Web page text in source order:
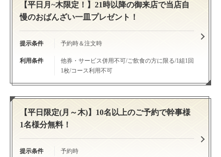
【平日月~木限定！】21時以降の御来店で当店自
慢のおばんざい一皿プレゼント！
提示条件 予約時＆注文時
利用条件
他券・サービス併用不可/ご飲食の方に限る/1組1回
1枚/コース利用不可
【平日限定(月～木)】10名以上のご予約で幹事様
1名様分無料！
提示条件 予約時
この店舗情報をシェアする
北海道札幌市中央区南５条西４丁目すすきの日劇ビル３階
https://obanzai-nanohana.owst.jp/coupons
お店情報をコピー